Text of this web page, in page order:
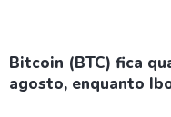
Bitcoin (BTC) fica
agosto, enquanto